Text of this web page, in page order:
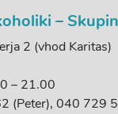
–
2 (vhod Karitas)
– 21.00
(Peter), 040 729